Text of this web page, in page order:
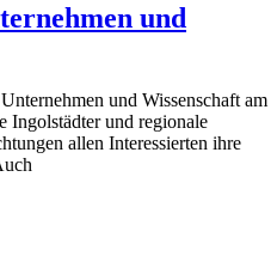
und
und Wissenschaft am
Ingolstädter und regionale
allen Interessierten ihre